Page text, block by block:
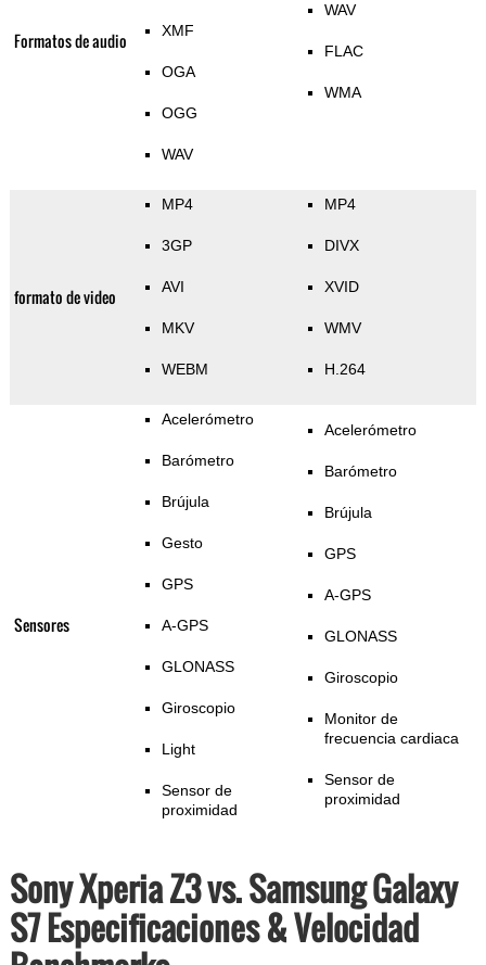
Formatos de audio XMF
OGA
OGG
WAV
WAV
FLAC
WMA
formato de video
MP4
3GP
AVI
MKV
WEBM
MP4
DIVX
XVID
WMV
H.264
Sensores
Acelerómetro
Barómetro
Brújula
Gesto
GPS
A-GPS
GLONASS
Giroscopio
Light
Sensor de
proximidad
Acelerómetro
Barómetro
Brújula
GPS
A-GPS
GLONASS
Giroscopio
Monitor de
frecuencia cardiaca
Sensor de
proximidad
Sony Xperia Z3 vs. Samsung Galaxy
S7 Especificaciones & Velocidad